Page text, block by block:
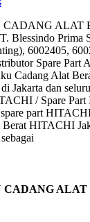
CADANG ALAT
Blessindo Prima
6002405,
Spare Part
Cadang Alat
Jakarta dan
/ Spare Part
part
Berat HITACHI
CADANG